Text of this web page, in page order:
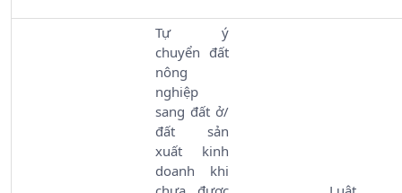
Tự ý
chuyển đất
nông
nghiệp
sang đất ở/
đất sản
xuất kinh
doanh khi